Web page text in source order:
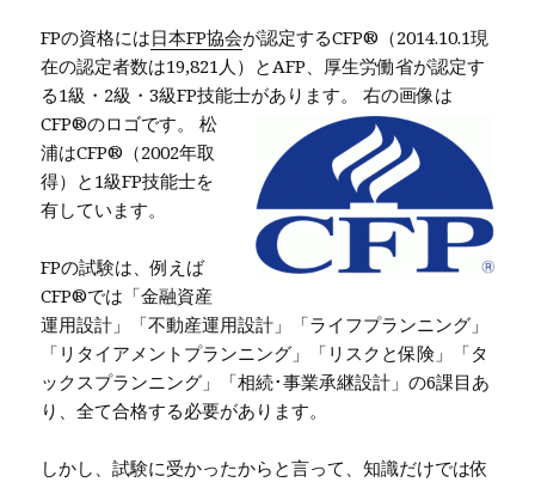
FPの資格には日本FP協会が認定するCFP®（2014.10.1現
在の認定者数は19,821人）とAFP、厚生労働省が認定す
る1級・2級・3級FP技能士があります。右の画像は
CFP®のロゴです。 松
浦はCFP®（2002年取
得）と1級FP技能士を
有しています。
FPの試験は、例えば
CFP®では「金融資産
運用設計」「不動産運用設計」「ライフプランニング」
「リタイアメントプランニング」「リスクと保険」「タ
ックスプランニング」「相続･事業承継設計」の6課目あ
り、全て合格する必要があります。
しかし、試験に受かったからと言って、知識だけでは依